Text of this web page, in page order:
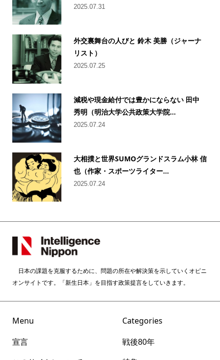
2025.07.31
外交裏舞台の人びと 鈴木 美勝（ジャーナ
リスト）
2025.07.25
減税や現金給付では豊かにならない 田中
秀明（明治大学公共政策大学院...
2025.07.24
大相撲と世界SUMOグランドスラム小林 信
也（作家・スポーツライター...
2025.07.24
日本の課題を克服するために、問題の所在や解決策を示していくオピニ
オンサイトです。「新生日本」を目指す政策提言をしていきます。
Menu
宣言
Categories
戦後80年